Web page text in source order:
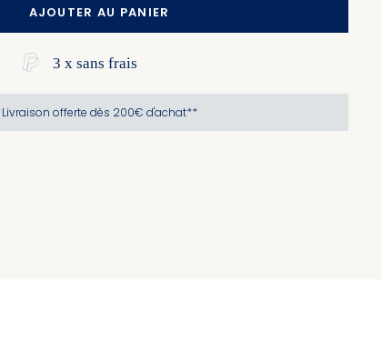
AJOUTER AU PANIER
3 x sans frais
Livraison offerte dès 200€ d'achat**